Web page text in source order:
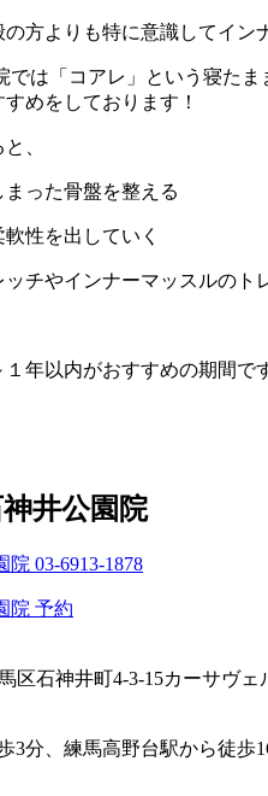
方よりも特に意識してイン
では「コアレ」という寝た
めをしております！
、
った骨盤を整える
性を出していく
チやインナーマッスルのト
年以内がおすすめの期間で
区石神井町4-3-15カーサヴェ
3分、練馬高野台駅から徒歩